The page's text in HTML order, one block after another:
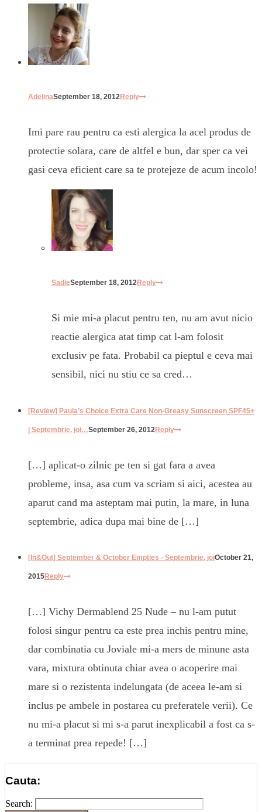
AdelinaSeptember 18, 2012Reply
Imi pare rau pentru ca esti alergica la acel produs de
protectie solara, care de altfel e bun, dar sper ca vei
gasi ceva eficient care sa te protejeze de acum incolo!
SadieSeptember 18, 2012Reply
Si mie mi-a placut pentru ten, nu am avut nicio
reactie alergica atat timp cat l-am folosit
exclusiv pe fata. Probabil ca pieptul e ceva mai
sensibil, nici nu stiu ce sa cred…
[Review] Paula’s Choice Extra Care Non-Greasy Sunscreen SPF45+
| Septembrie, joi…September 26, 2012Reply
[…] aplicat-o zilnic pe ten si gat fara a avea
probleme, insa, asa cum va scriam si aici, acestea au
aparut cand ma asteptam mai putin, la mare, in luna
septembrie, adica dupa mai bine de […]
[In&Out] September & October Empties - Septembrie, joiOctober 21,
2015Reply
[…] Vichy Dermablend 25 Nude – nu l-am putut
folosi singur pentru ca este prea inchis pentru mine,
dar combinatia cu Joviale mi-a mers de minune asta
vara, mixtura obtinuta chiar avea o acoperire mai
mare si o rezistenta indelungata (de aceea le-am si
inclus pe ambele in postarea cu preferatele verii). Ce
nu mi-a placut si mi s-a parut inexplicabil a fost ca s-
a terminat prea repede! […]
Cauta:
Search: